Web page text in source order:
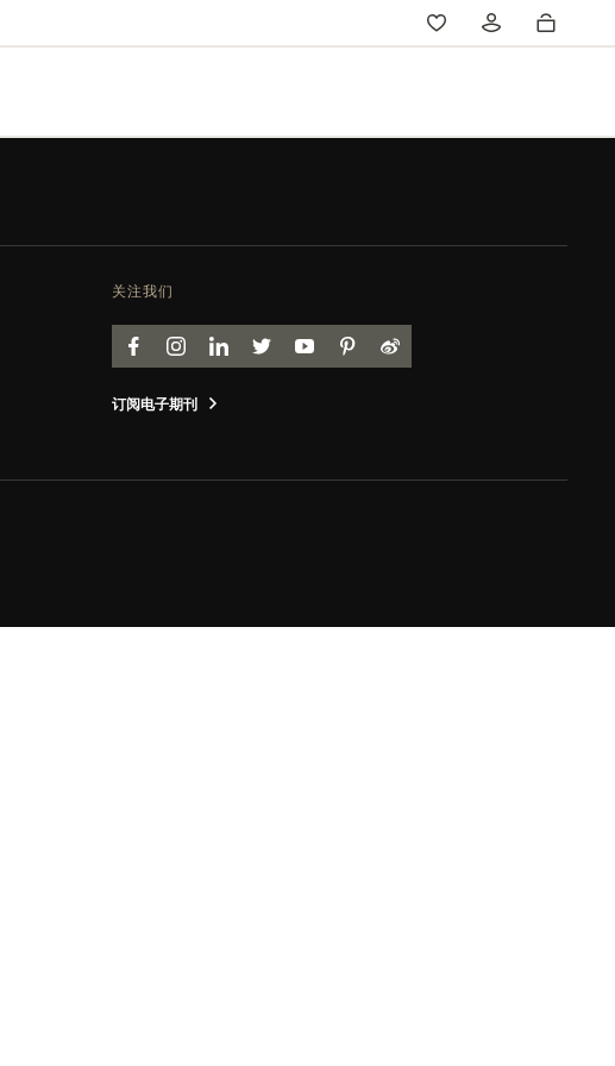
关注我们
FACEBOOK
INSTAGRAM
LINKEDINTWITTERYOUTUBEPINTEREST
WEIBO
订阅电子期刊